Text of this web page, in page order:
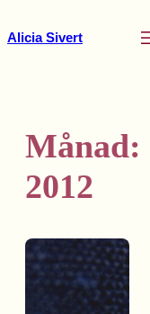
till
Alicia Sivert
Månad:
2012